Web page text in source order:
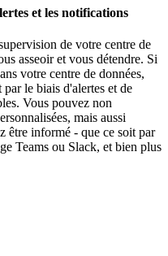
et les notifications
de votre centre de
asseoir et vous détendre. Si
votre centre de données,
le biais d'alertes et de
Vous pouvez non
mais aussi
être informé - que ce soit par
Teams ou Slack, et bien plus